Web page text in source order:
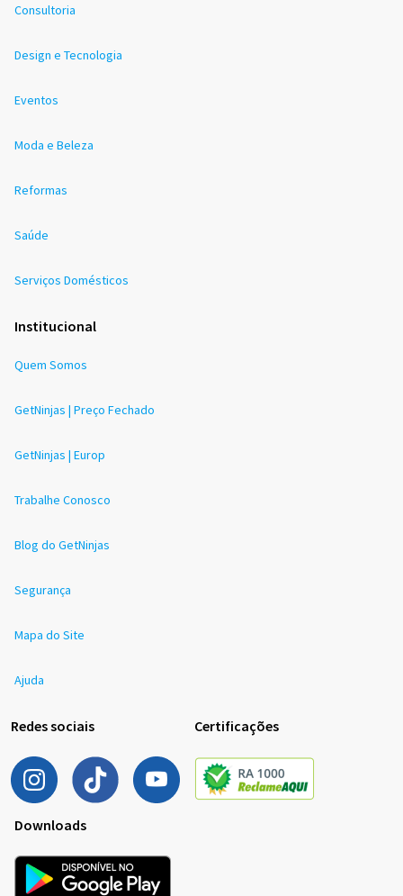
Consultoria
Design e Tecnologia
Eventos
Moda e Beleza
Reformas
Saúde
Serviços Domésticos
Institucional
Quem Somos
GetNinjas | Preço Fechado
GetNinjas | Europ
Trabalhe Conosco
Blog do GetNinjas
Segurança
Mapa do Site
Ajuda
Redes sociais Certificações
Downloads